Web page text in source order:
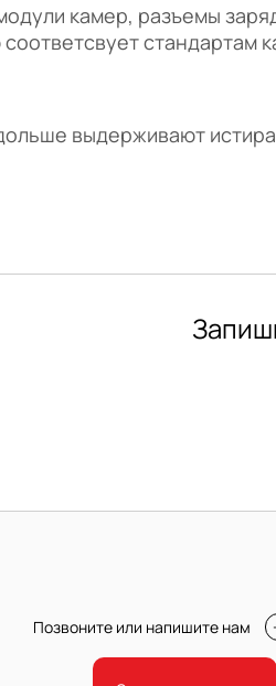
камер, разъемы
стандартам
выдерживают
Позвоните или напишите нам